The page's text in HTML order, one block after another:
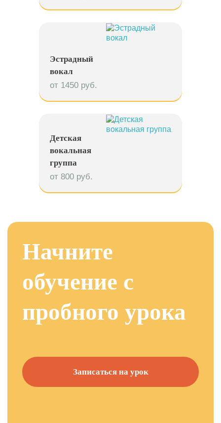
Эстрадный
вокал
от 1450 руб.
Детская
вокальная
группа
от 800 руб.
Начните
обучение с
пробного урока
Записаться на урок